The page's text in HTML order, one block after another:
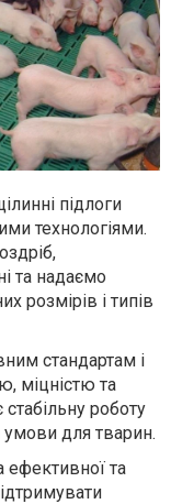
підлоги
технологіями.
та надаємо
розмірів і типів
стандартам і
міцністю та
роботу
для тварин.
ефективної та